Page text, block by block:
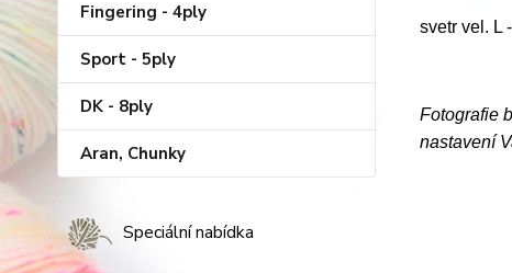
Fingering - 4ply
Sport - 5ply
DK - 8ply
Aran, Chunky
Speciální nabídka
svetr vel. L
Fotografie
nastavení